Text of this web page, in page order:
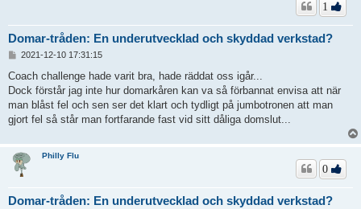
Domar-tråden: En underutvecklad och skyddad verkstad?
1
l
g
g
2021-12-10 17:31:15
Coach challenge hade varit bra, hade räddat oss igår...
Dock förstår jag inte hur domarkåren kan va så förbannat envisa att när
man blåst fel och sen ser det klart och tydligt på jumbotronen att man
gjort fel så står man fortfarande fast vid sitt dåliga domslut...
Philly Flu
Domar-tråden: En underutvecklad och skyddad verkstad?
0